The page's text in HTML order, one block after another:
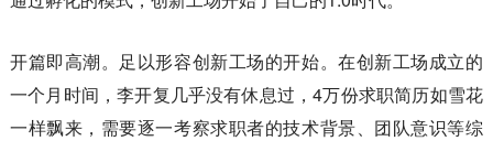
开篇即高潮。足以形容创新工场的开始。在创新工场成立的
一个月时间，李开复几乎没有休息过，4万份求职简历如雪花
一样飘来，需要逐一考察求职者的技术背景、团队意识等综